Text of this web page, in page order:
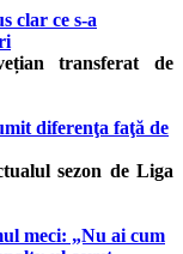
clar ce s-a
transferat de
diferenţa faţă de
sezon de Liga
meci: „Nu ai cum